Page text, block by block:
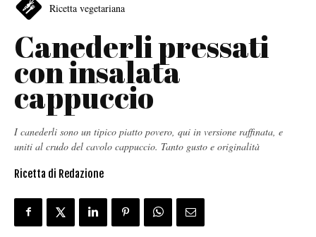
Ricetta vegetariana
Canederli pressati
con insalata
cappuccio
I canederli sono un tipico piatto povero, qui in versione raffinata, e
uniti al crudo del cavolo cappuccio. Tanto gusto e originalità
Ricetta di Redazione